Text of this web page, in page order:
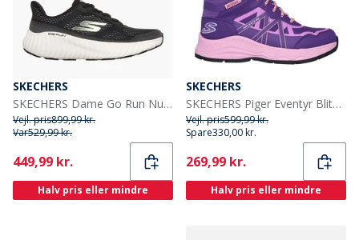
SKECHERS
SKECHERS Dame Go Run Nu Sneakers Sort
Vejl. pris899,99 kr.
Var529,99 kr.
Current
449,99 kr.
Halv pris eller mindre
SKECHERS
SKECHERS Piger Eventyr Blitz Sjov Forfølgelse Vandtætte Sko Purple Light Blue
Vejl. pris599,99 kr.
Spare330,00 kr.
Current
269,99 kr.
Halv pris eller mindre